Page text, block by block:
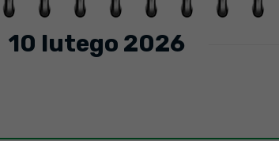
10 lutego 2026